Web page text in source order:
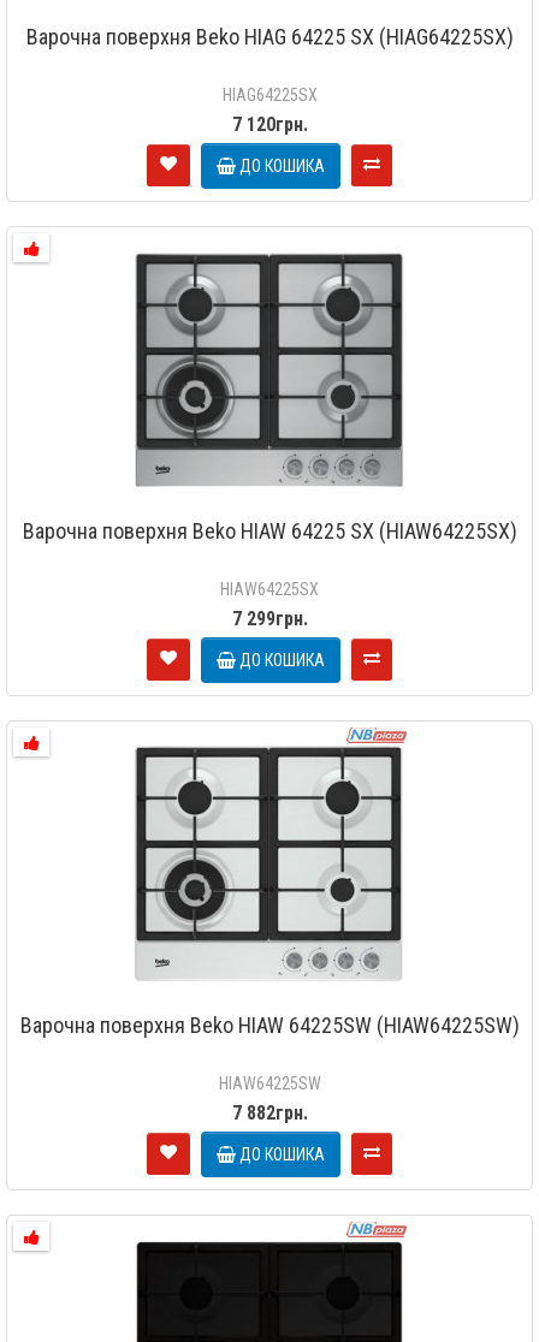
Варочна поверхня Beko HIAG 64225 SX (HIAG64225SX)
HIAG64225SX
7 120грн.
ДО КОШИКА
Варочна поверхня Beko HIAW 64225 SX (HIAW64225SX)
HIAW64225SX
7 299грн.
ДО КОШИКА
Варочна поверхня Beko HIAW 64225SW (HIAW64225SW)
HIAW64225SW
7 882грн.
ДО КОШИКА